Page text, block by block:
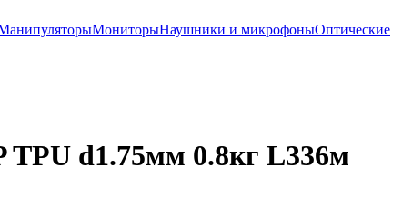
МониторыНаушники и микрофоныОптические
TPU d1.75мм 0.8кг L336м